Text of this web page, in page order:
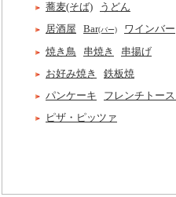
蕎麦(そば)
うどん
居酒屋
Bar(バー)
ワインバー
焼き鳥
串焼き
串揚げ
お好み焼き
鉄板焼
パンケーキ
フレンチトース
ピザ・ピッツァ